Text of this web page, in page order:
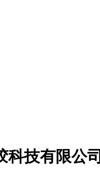
科技有限公司